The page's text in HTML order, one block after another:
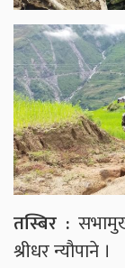
तस्बिर :
श्रीधर न्यौपाने ।